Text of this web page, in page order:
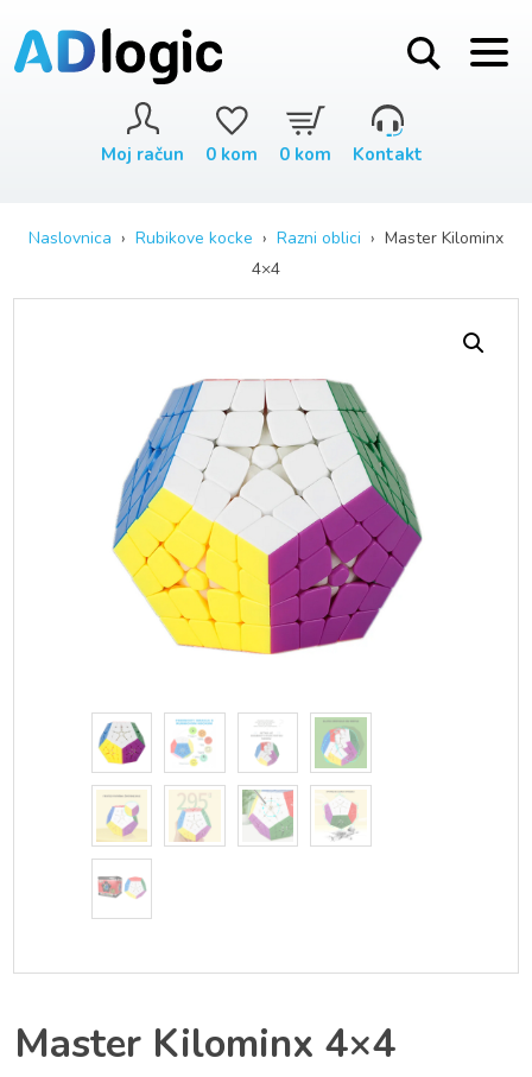
Moj račun 0 kom 0 kom Kontakt
Naslovnica › Rubikove kocke › Razni oblici › Master Kilominx
4×4
Master Kilominx 4×4